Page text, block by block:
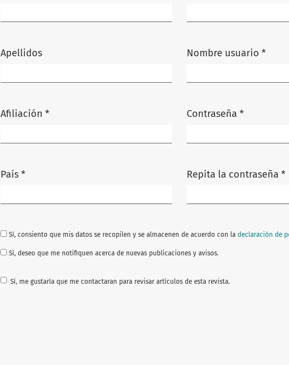
Apellidos
Afiliación *
País *
Nombre usuario *
Contraseña *
Repita la contraseña *
Sí, consiento que mis datos se recopilen y se almacenen de acuerdo con la declaración de
Sí, deseo que me notifiquen acerca de nuevas publicaciones y avisos.
Sí, me gustaría que me contactaran para revisar artículos de esta revista.